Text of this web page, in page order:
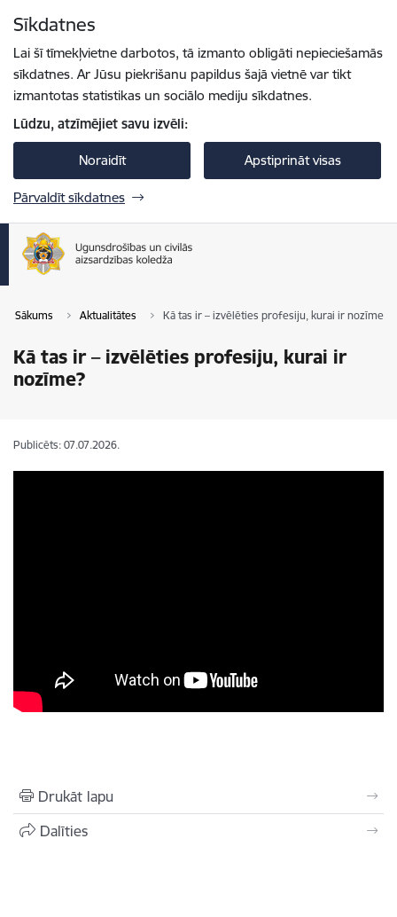
Sīkdatnes
Lai šī tīmekļvietne darbotos, tā izmanto obligāti nepieciešamās
sīkdatnes. Ar Jūsu piekrišanu papildus šajā vietnē var tikt
izmantotas statistikas un sociālo mediju sīkdatnes.
Lūdzu, atzīmējiet savu izvēli:
Noraidīt Apstiprināt visas
Pārvaldīt sīkdatnes
Sākums Aktualitātes Kā tas ir – izvēlēties profesiju, kurai ir nozīme?
Kā tas ir – izvēlēties profesiju, kurai ir
nozīme?
Publicēts: 07.07.2026.
Drukāt lapu
Dalīties